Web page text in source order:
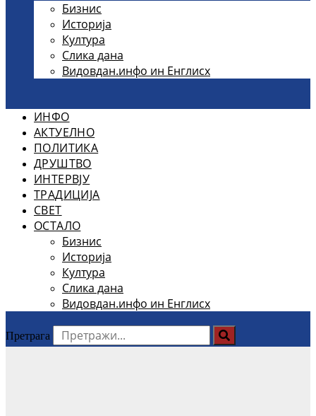
Бизнис
Историја
Култура
Слика дана
Видовдан.инфо ин Енглисх
ИНФО
АКТУЕЛНО
ПОЛИТИКА
ДРУШТВО
ИНТЕРВЈУ
ТРАДИЦИЈА
СВЕТ
ОСТАЛО
Бизнис
Историја
Култура
Слика дана
Видовдан.инфо ин Енглисх
Претрага